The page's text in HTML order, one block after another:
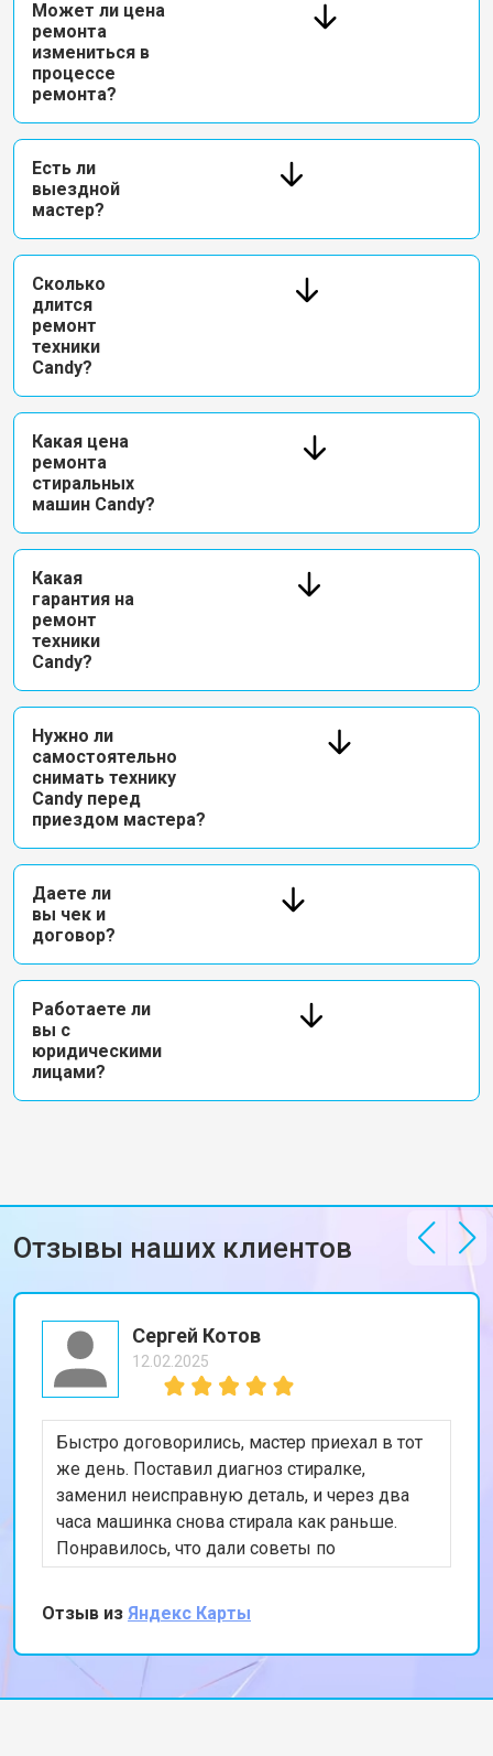
Может ли цена
ремонта
измениться в
процессе
ремонта?
Есть ли
выездной
мастер?
Сколько
длится
ремонт
техники
Candy?
Какая цена
ремонта
стиральных
машин Candy?
Какая
гарантия на
ремонт
техники
Candy?
Нужно ли
самостоятельно
снимать технику
Candy перед
приездом мастера?
Даете ли
вы чек и
договор?
Работаете ли
вы с
юридическими
лицами?
Отзывы наших клиентов
Сергей Котов
12.02.2025
Быстро договорились, мастер приехал в тот
же день. Поставил диагноз стиралке,
заменил неисправную деталь, и через два
часа машинка снова стирала как раньше.
Понравилось, что дали советы по
правильной загрузке — теперь вибраций
почти нет. Рекомендую сервис, всё чётко и
Отзыв из Яндекс Карты